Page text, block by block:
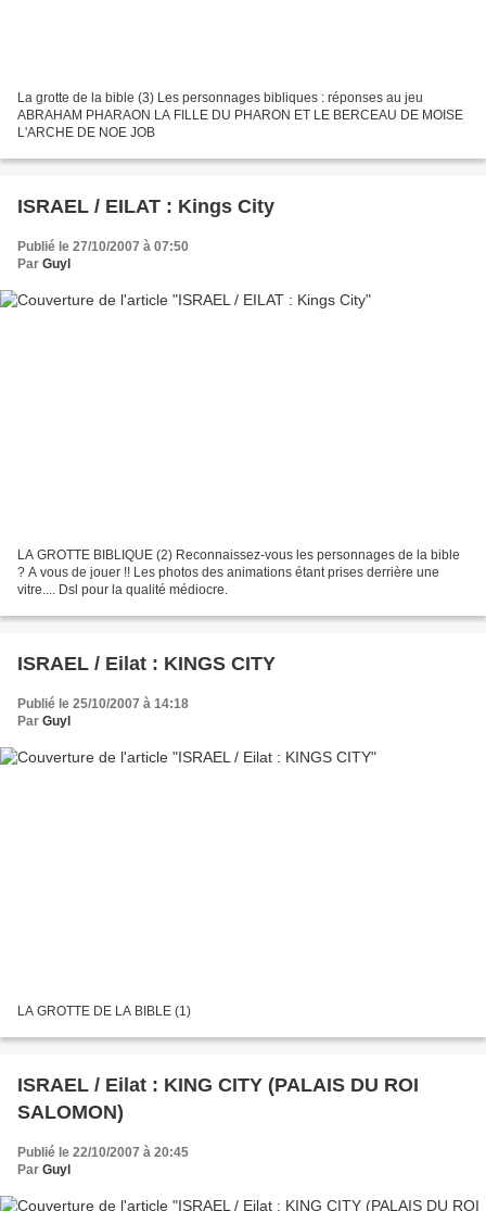
La grotte de la bible (3) Les personnages bibliques : réponses au jeu
ABRAHAM PHARAON LA FILLE DU PHARON ET LE BERCEAU DE MOISE
L'ARCHE DE NOE JOB
ISRAEL / EILAT : Kings City
Publié le 27/10/2007 à 07:50
Par Guyl
LA GROTTE BIBLIQUE (2) Reconnaissez-vous les personnages de la bible
? A vous de jouer !! Les photos des animations étant prises derrière une
vitre.... Dsl pour la qualité médiocre.
ISRAEL / Eilat : KINGS CITY
Publié le 25/10/2007 à 14:18
Par Guyl
LA GROTTE DE LA BIBLE (1)
ISRAEL / Eilat : KING CITY (PALAIS DU ROI
SALOMON)
Publié le 22/10/2007 à 20:45
Par Guyl